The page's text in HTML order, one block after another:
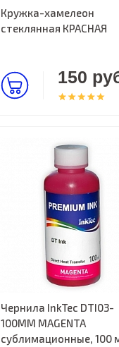
Кружка-хамелеон
стеклянная КРАСНАЯ
150
Чернила InkTec DTI03-
100MM MAGENTA
сублимационные, 100